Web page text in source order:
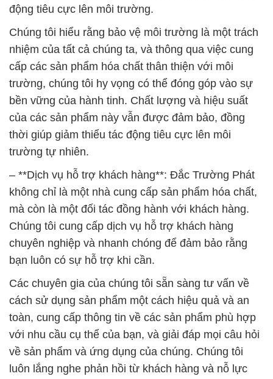
động tiêu cực lên môi trường.
Chúng tôi hiểu rằng bảo vệ môi trường là một trách
nhiệm của tất cả chúng ta, và thông qua việc cung
cấp các sản phẩm hóa chất thân thiện với môi
trường, chúng tôi hy vọng có thể đóng góp vào sự
bền vững của hành tinh. Chất lượng và hiệu suất
của các sản phẩm này vẫn được đảm bảo, đồng
thời giúp giảm thiểu tác động tiêu cực lên môi
trường tự nhiên.
– **Dịch vụ hỗ trợ khách hàng**: Đắc Trường Phát
không chỉ là một nhà cung cấp sản phẩm hóa chất,
mà còn là một đối tác đồng hành với khách hàng.
Chúng tôi cung cấp dịch vụ hỗ trợ khách hàng
chuyên nghiệp và nhanh chóng để đảm bảo rằng
bạn luôn có sự hỗ trợ khi cần.
Các chuyên gia của chúng tôi sẵn sàng tư vấn về
cách sử dụng sản phẩm một cách hiệu quả và an
toàn, cung cấp thông tin về các sản phẩm phù hợp
với nhu cầu cụ thể của bạn, và giải đáp mọi câu hỏi
về sản phẩm và ứng dụng của chúng. Chúng tôi
luôn lắng nghe phản hồi từ khách hàng và nỗ lực